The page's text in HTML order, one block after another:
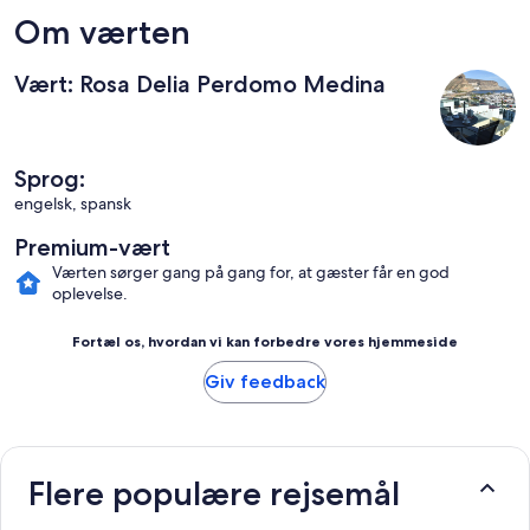
Om værten
Vært: Rosa Delia Perdomo Medina
Sprog:
engelsk, spansk
Premium-vært
Værten sørger gang på gang for, at gæster får en god
oplevelse.
Fortæl os, hvordan vi kan forbedre vores hjemmeside
Giv feedback
Flere populære rejsemål